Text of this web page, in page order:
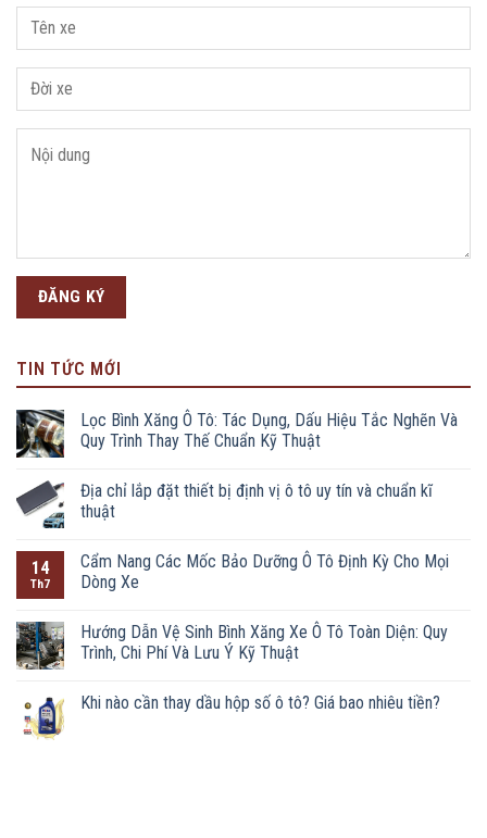
TIN TỨC MỚI
Lọc Bình Xăng Ô Tô: Tác Dụng, Dấu Hiệu Tắc Nghẽn Và
Quy Trình Thay Thế Chuẩn Kỹ Thuật
Địa chỉ lắp đặt thiết bị định vị ô tô uy tín và chuẩn kĩ
thuật
14
Th7
Cẩm Nang Các Mốc Bảo Dưỡng Ô Tô Định Kỳ Cho Mọi
Dòng Xe
Hướng Dẫn Vệ Sinh Bình Xăng Xe Ô Tô Toàn Diện: Quy
Trình, Chi Phí Và Lưu Ý Kỹ Thuật
Khi nào cần thay dầu hộp số ô tô? Giá bao nhiêu tiền?